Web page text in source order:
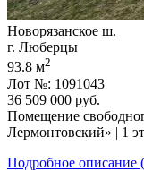
Новорязанское ш.
г. Люберцы
93.8 м2
Лот №: 1091043
36 509 000 руб.
Помещение
Лермонтовский» | 1
Подробное описание